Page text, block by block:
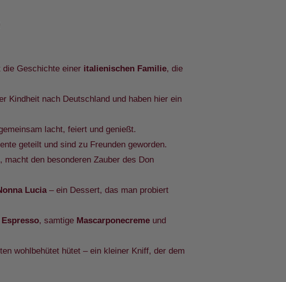
Geschichte einer italienischen Familie, die
Kindheit nach Deutschland und haben hier ein
lacht, feiert und genießt.
geteilt und sind zu Freunden geworden.
, macht den besonderen Zauber des Don
Lucia– ein Dessert, das man probiert
Espresso, samtige Mascarponecreme und
wohlbehütet hütet – ein kleiner Kniff, der dem